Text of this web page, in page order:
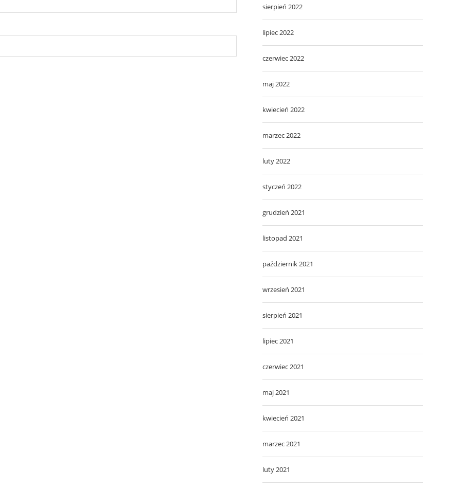
sierpień 2022
lipiec 2022
czerwiec 2022
maj 2022
kwiecień 2022
marzec 2022
luty 2022
styczeń 2022
grudzień 2021
listopad 2021
październik 2021
wrzesień 2021
sierpień 2021
lipiec 2021
czerwiec 2021
maj 2021
kwiecień 2021
marzec 2021
luty 2021